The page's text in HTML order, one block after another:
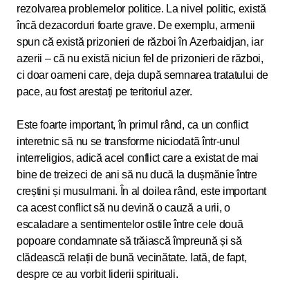
rezolvarea problemelor politice. La nivel politic, există
încă dezacorduri foarte grave. De exemplu, armenii
spun că există prizonieri de război în Azerbaidjan, iar
azerii – că nu există niciun fel de prizonieri de război,
ci doar oameni care, deja după semnarea tratatului de
pace, au fost arestați pe teritoriul azer.
Este foarte important, în primul rând, ca un conflict
interetnic să nu se transforme niciodată într-unul
interreligios, adică acel conflict care a existat de mai
bine de treizeci de ani să nu ducă la dușmănie între
creștini și musulmani. În al doilea rând, este important
ca acest conflict să nu devină o cauză a urii, o
escaladare a sentimentelor ostile între cele două
popoare condamnate să trăiască împreună și să
clădească relații de bună vecinătate. Iată, de fapt,
despre ce au vorbit liderii spirituali.